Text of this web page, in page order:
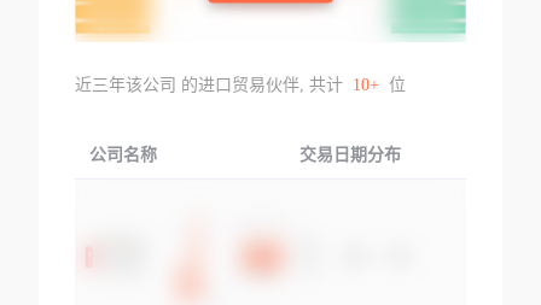
近三年该公司 的进口贸易伙伴, 共计 10+ 位
公司名称 交易日期分布